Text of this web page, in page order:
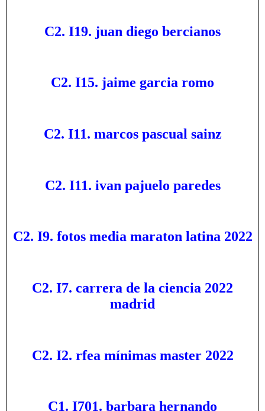
C2. I19. juan diego bercianos
C2. I15. jaime garcia romo
C2. I11. marcos pascual sainz
C2. I11. ivan pajuelo paredes
C2. I9. fotos media maraton latina 2022
C2. I7. carrera de la ciencia 2022
madrid
C2. I2. rfea mínimas master 2022
C1. I701. barbara hernando